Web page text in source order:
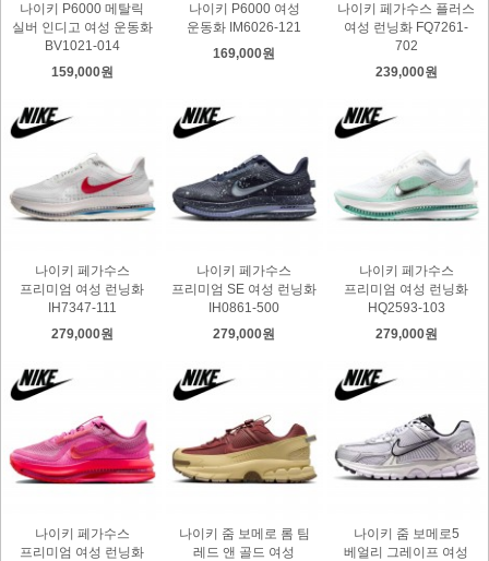
나이키 P6000 메탈릭
실버 인디고 여성 운동화
BV1021-014
159,000원
나이키 P6000 여성
운동화 IM6026-121
169,000원
나이키 페가수스 플러스
여성 런닝화 FQ7261-
702
239,000원
나이키 페가수스
프리미엄 여성 런닝화
IH7347-111
279,000원
나이키 페가수스
프리미엄 SE 여성 런닝화
IH0861-500
279,000원
나이키 페가수스
프리미엄 여성 런닝화
HQ2593-103
279,000원
나이키 페가수스
프리미엄 여성 런닝화
나이키 줌 보메로 롬 팀
레드 앤 골드 여성
나이키 줌 보메로5
베얼리 그레이프 여성